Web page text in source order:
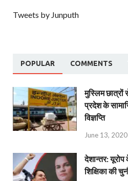
Tweets by Junputh
POPULAR COMMENTS
मुस्लिम छात्रों
प्रदेश के
विज्ञप्ति
June 13, 2020
देशान्‍तर:
शिक्षिका की